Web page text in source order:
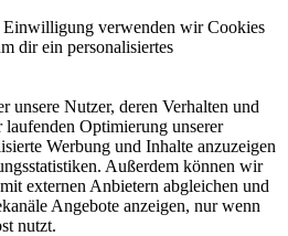
verwenden wir Cookies
dir ein personalisiertes
unsere Nutzer, deren Verhalten und
Optimierung unserer
Werbung und Inhalte anzuzeigen
Außerdem können wir
externen Anbietern abgleichen und
Angebote anzeigen, nur wenn
nutzt.